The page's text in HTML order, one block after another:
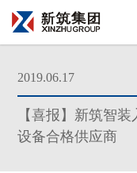
2019.06.17
【喜报】新筑智
设备合格供应商